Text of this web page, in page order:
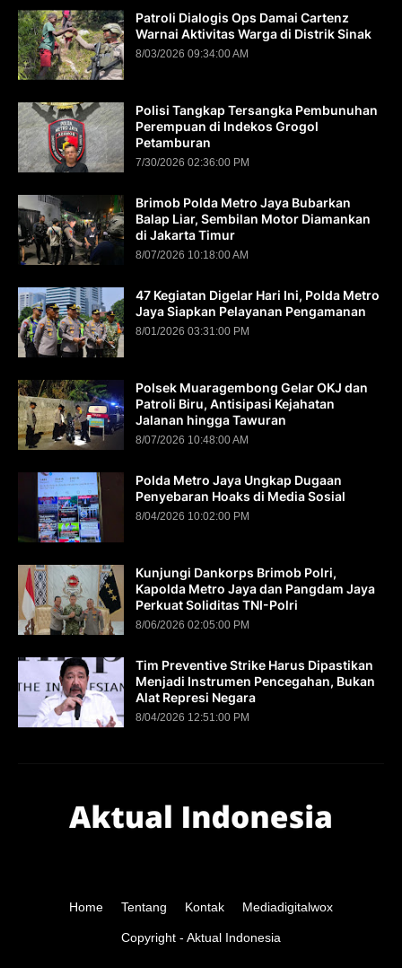
Patroli Dialogis Ops Damai Cartenz
Warnai Aktivitas Warga di Distrik Sinak
8/03/2026 09:34:00 AM
Polisi Tangkap Tersangka Pembunuhan
Perempuan di Indekos Grogol
Petamburan
7/30/2026 02:36:00 PM
Brimob Polda Metro Jaya Bubarkan
Balap Liar, Sembilan Motor Diamankan
di Jakarta Timur
8/07/2026 10:18:00 AM
47 Kegiatan Digelar Hari Ini, Polda Metro
Jaya Siapkan Pelayanan Pengamanan
8/01/2026 03:31:00 PM
Polsek Muaragembong Gelar OKJ dan
Patroli Biru, Antisipasi Kejahatan
Jalanan hingga Tawuran
8/07/2026 10:48:00 AM
Polda Metro Jaya Ungkap Dugaan
Penyebaran Hoaks di Media Sosial
8/04/2026 10:02:00 PM
Kunjungi Dankorps Brimob Polri,
Kapolda Metro Jaya dan Pangdam Jaya
Perkuat Soliditas TNI-Polri
8/06/2026 02:05:00 PM
Tim Preventive Strike Harus Dipastikan
Menjadi Instrumen Pencegahan, Bukan
Alat Represi Negara
8/04/2026 12:51:00 PM
Copyright - Aktual Indonesia
Home Tentang Kontak Mediadigitalwox